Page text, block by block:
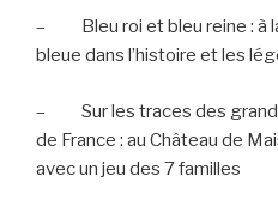
–
Bleu roi et bleu reine : à
bleue dans l’histoire et les
–
Sur les traces des
de France : au Château de
avec un jeu des 7 familles